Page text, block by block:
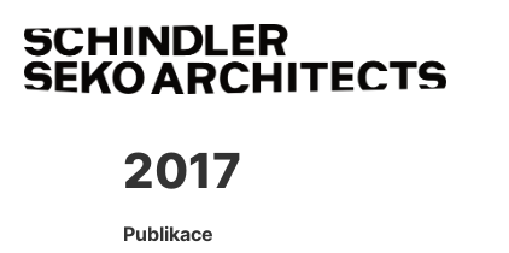
2017
Publikace